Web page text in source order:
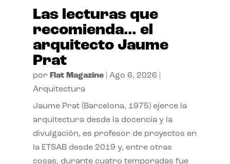
Las lecturas que
recomienda… el
arquitecto Jaume
Prat
por Flat Magazine| Ago 6, 2026
Arquitectura
Jaume Prat (Barcelona, 1975) ejerce la
arquitectura desde la docencia y la
divulgación, es profesor de proyectos en
la ETSAB desde 2019 y, entre otras
cosas, durante cuatro temporadas fue